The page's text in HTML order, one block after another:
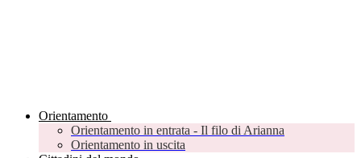
Orientamento
Orientamento in entrata - Il filo di Arianna
Orientamento in uscita